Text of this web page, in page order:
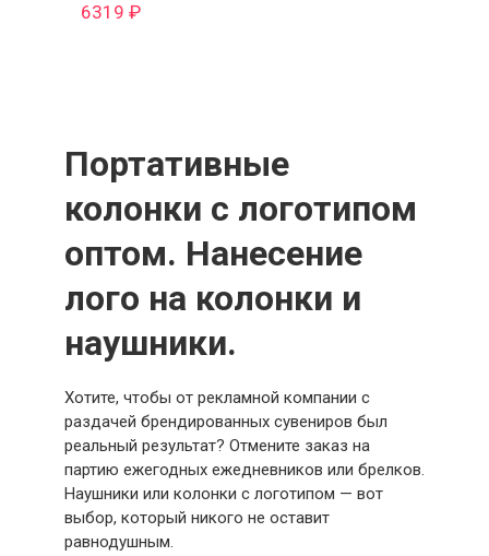
6319 ₽
Портативные
колонки с логотипом
оптом. Нанесение
лого на колонки и
наушники.
Хотите, чтобы от рекламной компании с
раздачей брендированных сувениров был
реальный результат? Отмените заказ на
партию ежегодных ежедневников или брелков.
Наушники или колонки с логотипом — вот
выбор, который никого не оставит
равнодушным.